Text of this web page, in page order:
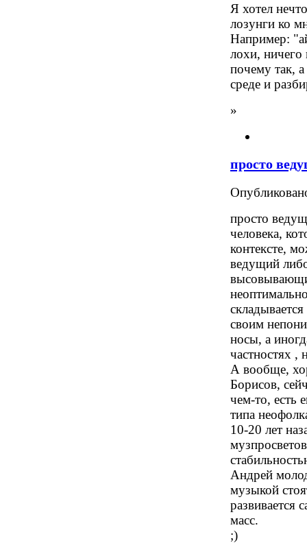
Я хотел
лозунги ко
Например:
лохи,
почему так,
среде и
»
просто
просто
человека,
контексте,
ведущий
своим
носы, а
частностях ,
А вообще,
Борисов,
чем-то, есть
типа
10-20 лет
Андрей
музыкой
развивается
масс.
;)